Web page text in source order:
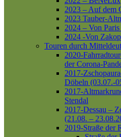
2023 – Auf dem
2023 Tauber-
2024 – Von
2024 -Von
Touren durch
2020-
der Corona-
2017-
Döbeln (03.07.-
2017-
Stendal
2017-Dessau –
(21.08. –
2019-Straße der